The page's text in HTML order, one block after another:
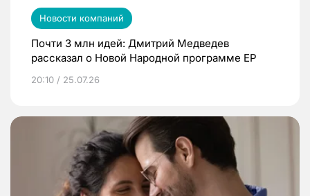
Новости компаний
Почти 3 млн идей: Дмитрий Медведев
рассказал о Новой Народной программе ЕР
20:10 / 25.07.26